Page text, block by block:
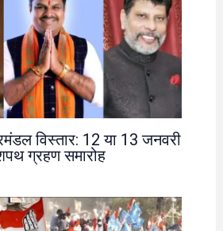
विस्तार: 12 या 13 जनवरी
ग्रहण समारोह